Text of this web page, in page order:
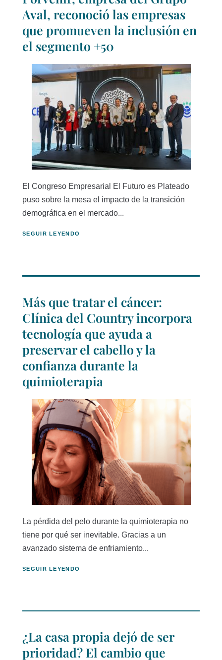
Aval, reconoció las empresas
que promueven la inclusión en
el segmento +50
El Congreso Empresarial El Futuro es Plateado
puso sobre la mesa el impacto de la transición
demográfica en el mercado...
SEGUIR LEYENDO
Más que tratar el cáncer:
Clínica del Country incorpora
tecnología que ayuda a
preservar el cabello y la
confianza durante la
quimioterapia
La pérdida del pelo durante la quimioterapia no
tiene por qué ser inevitable. Gracias a un
avanzado sistema de enfriamiento...
SEGUIR LEYENDO
¿La casa propia dejó de ser
prioridad? El cambio que